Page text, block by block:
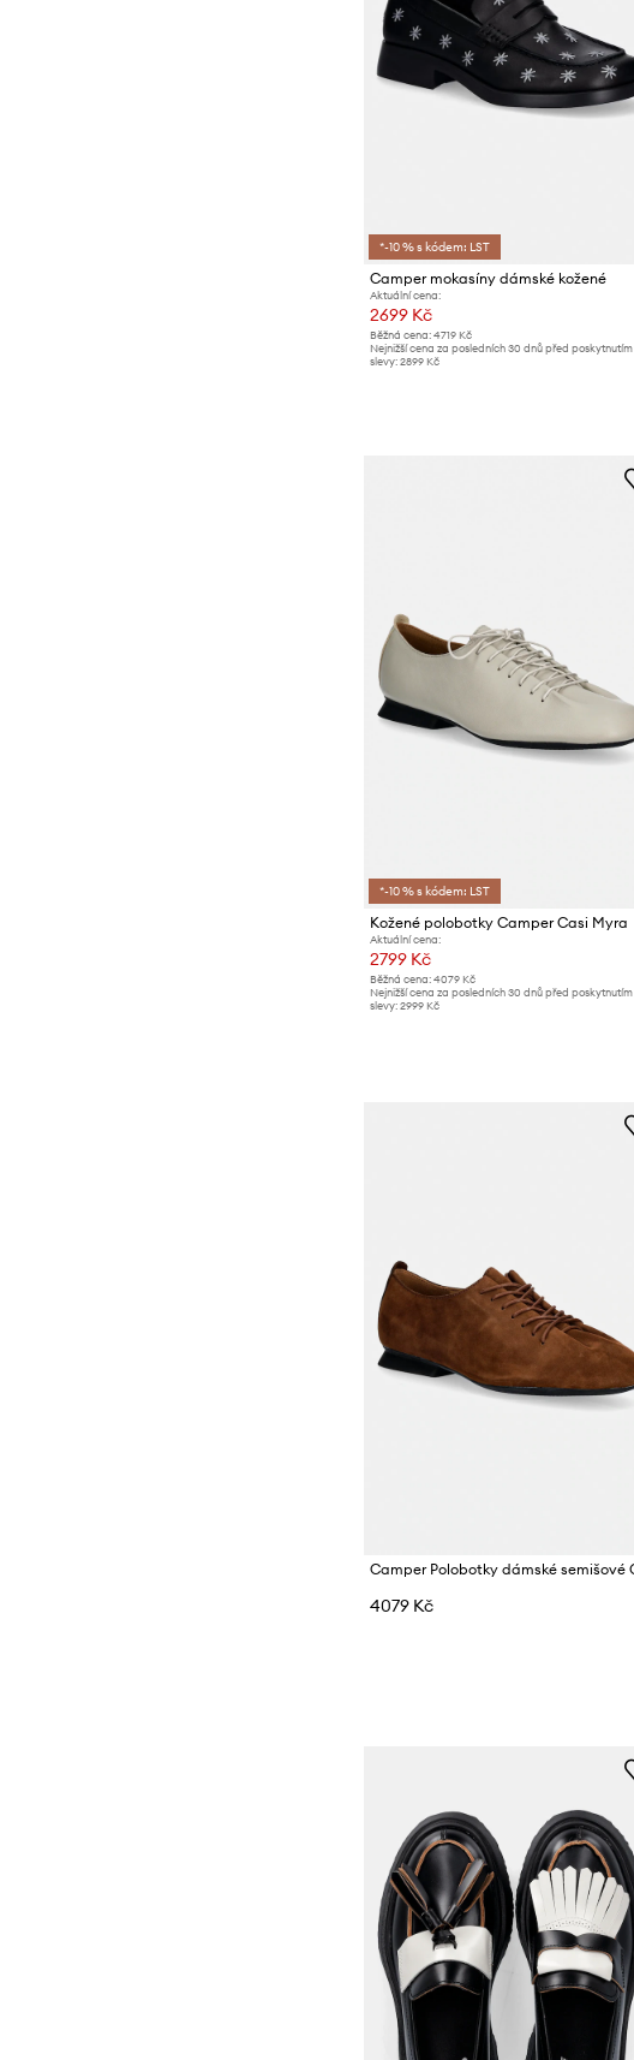
*-10 % s kódem: LST
Camper mokasíny dámské kožené
Aktuální cena:
2699 Kč
Běžná cena: 4719 Kč
Nejnižší cena za posledních 30 dnů před poskytnutím
slevy: 2899 Kč
*-10 % s kódem: LST
Kožené polobotky Camper Casi Myra
Aktuální cena:
2799 Kč
Běžná cena: 4079 Kč
Nejnižší cena za posledních 30 dnů před poskytnutím
slevy: 2999 Kč
4079 Kč